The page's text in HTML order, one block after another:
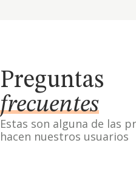
Preguntas
frecuentes
Estas son alguna de las
hacen nuestros usuarios